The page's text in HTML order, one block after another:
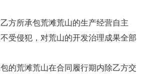
方所承包荒滩荒山的生产经营自主
受侵犯，对荒山的开发治理成果全部
的荒滩荒山在合同履行期内除乙方交